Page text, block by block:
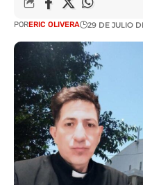
PORERIC OLIVERA 29 DE JULIO